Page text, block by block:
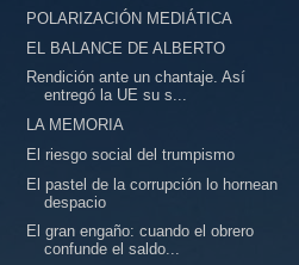
POLARIZACIÓN MEDIÁTICA
EL BALANCE DE ALBERTO
Rendición ante un chantaje. Así
entregó la UE su s...
LA MEMORIA
El riesgo social del trumpismo
El pastel de la corrupción lo hornean
despacio
El gran engaño: cuando el obrero
confunde el saldo...